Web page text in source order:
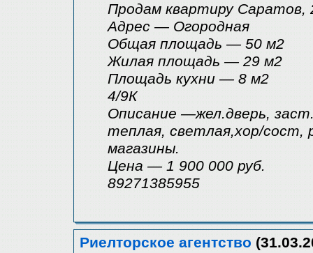
Продам квартиру Саратов,
Адрес — Огородная
Общая площадь — 50 м2
Жилая площадь — 29 м2
Площадь кухни — 8 м2
4/9К
Описание —жел.дверь,
теплая, светлая,хор/сост,
магазины.
Цена — 1 900 000 руб.
89271385955
Риелторское агентство